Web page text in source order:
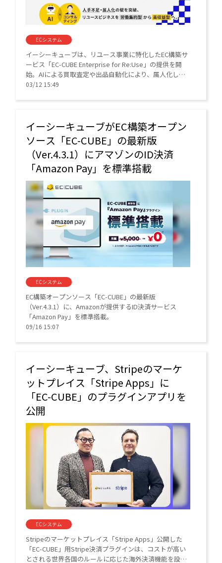
ECシステム
イーシーキューブは、リユース事業に特化したEC構築サ
ービス「EC-CUBE Enterprise for Re:Use」の提供を開
始。AIによる買取査定や出品自動化により、属人化しや
すい現場業務を効率化する。拡大する中古市場での人手
03/12 15:49
イーシーキューブがEC構築オープン
ソース「EC-CUBE」の最新版
（Ver.4.3.1）にアマゾンのID決済
「Amazon Pay」を標準搭載
ECシステム
EC構築オープンソース「EC-CUBE」の最新版
（Ver.4.3.1）に、Amazonが提供するID決済サービス
「Amazon Pay」を標準搭載。
09/16 15:07
イーシーキューブ、Stripeのマーケ
ットプレイス「Stripe Apps」に
「EC-CUBE」のプラグインアプリを
公開
ECシステム
Stripeのマーケットプレイス「Stripe Apps」公開した
「EC-CUBE」用Stripe決済プラグインは、コストが高い
とされる世界各国のルールに応じた海外決済機能を設定